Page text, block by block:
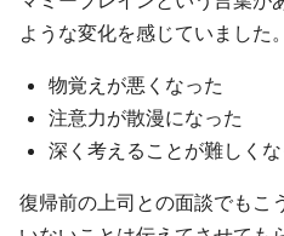
ような変化を感じていました。
物覚えが悪くなった
注意力が散漫になった
深く考えることが難しく
復帰前の上司との面談でもこ